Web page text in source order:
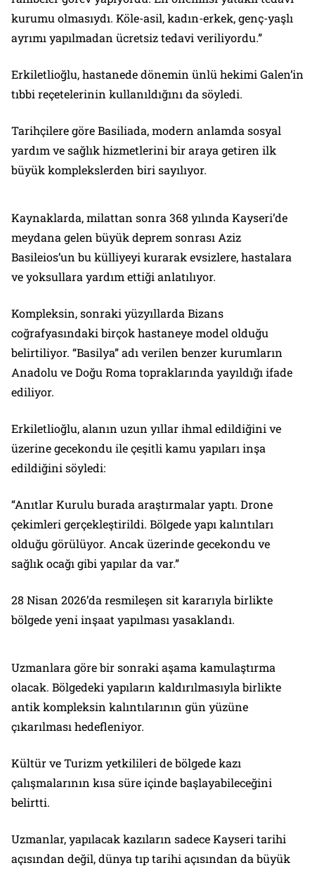
kurumu olmasıydı. Köle-asil, kadın-erkek, genç-yaşlı
ayrımı yapılmadan ücretsiz tedavi veriliyordu.”
Erkiletlioğlu, hastanede dönemin ünlü hekimi Galen’in
tıbbi reçetelerinin kullanıldığını da söyledi.
Tarihçilere göre Basiliada, modern anlamda sosyal
yardım ve sağlık hizmetlerini bir araya getiren ilk
büyük komplekslerden biri sayılıyor.
Kaynaklarda, milattan sonra 368 yılında Kayseri’de
meydana gelen büyük deprem sonrası Aziz
Basileios’un bu külliyeyi kurarak evsizlere, hastalara
ve yoksullara yardım ettiği anlatılıyor.
Kompleksin, sonraki yüzyıllarda Bizans
coğrafyasındaki birçok hastaneye model olduğu
belirtiliyor. “Basilya” adı verilen benzer kurumların
Anadolu ve Doğu Roma topraklarında yayıldığı ifade
ediliyor.
Erkiletlioğlu, alanın uzun yıllar ihmal edildiğini ve
üzerine gecekondu ile çeşitli kamu yapıları inşa
edildiğini söyledi:
“Anıtlar Kurulu burada araştırmalar yaptı. Drone
çekimleri gerçekleştirildi. Bölgede yapı kalıntıları
olduğu görülüyor. Ancak üzerinde gecekondu ve
sağlık ocağı gibi yapılar da var.”
28 Nisan 2026’da resmileşen sit kararıyla birlikte
bölgede yeni inşaat yapılması yasaklandı.
Uzmanlara göre bir sonraki aşama kamulaştırma
olacak. Bölgedeki yapıların kaldırılmasıyla birlikte
antik kompleksin kalıntılarının gün yüzüne
çıkarılması hedefleniyor.
Kültür ve Turizm yetkilileri de bölgede kazı
çalışmalarının kısa süre içinde başlayabileceğini
belirtti.
Uzmanlar, yapılacak kazıların sadece Kayseri tarihi
açısından değil, dünya tıp tarihi açısından da büyük